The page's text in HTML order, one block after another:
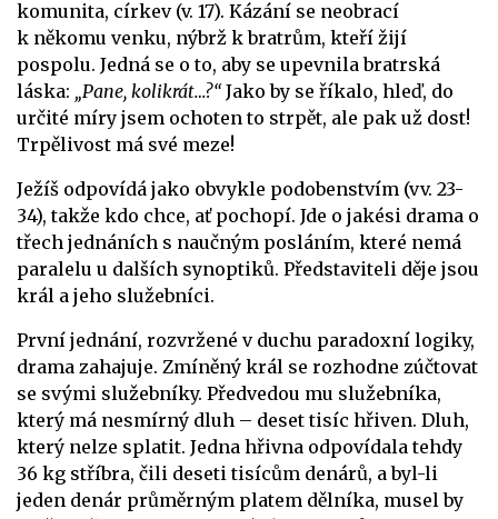
komunita, církev (v. 17). Kázání se neobrací
k někomu venku, nýbrž k bratrům, kteří žijí
pospolu. Jedná se o to, aby se upevnila bratrská
láska: „Pane, kolikrát…?“Jako by se říkalo, hleď, do
určité míry jsem ochoten to strpět, ale pak už dost!
Trpělivost má své meze!
Ježíš odpovídá jako obvykle podobenstvím (vv. 23-
34), takže kdo chce, ať pochopí. Jde o jakési drama o
třech jednáních s naučným posláním, které nemá
paralelu u dalších synoptiků. Představiteli děje jsou
král a jeho služebníci.
První jednání, rozvržené v duchu paradoxní logiky,
drama zahajuje. Zmíněný král se rozhodne zúčtovat
se svými služebníky. Předvedou mu služebníka,
který má nesmírný dluh – deset tisíc hřiven. Dluh,
který nelze splatit. Jedna hřivna odpovídala tehdy
36 kg stříbra, čili deseti tisícům denárů, a byl-li
jeden denár průměrným platem dělníka, musel by